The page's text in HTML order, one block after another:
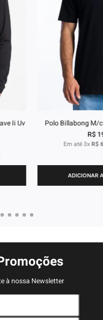
Ii Uv
Polo Billabong M/
R$
Em até3x R$
ADICIONAR
à nossa Newsletter